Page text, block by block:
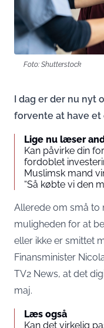
Foto: Shutterstock
I dag er der nu nyt
forvente at have et
Lige nu læser
Kan påvirke din
fordoblet
Muslimsk mand
“Så købte vi den
Allerede om små to
muligheden for at
eller ikke er smittet
Finansminister
TV2 News, at det
maj.
Læs også
Kan det virkelig